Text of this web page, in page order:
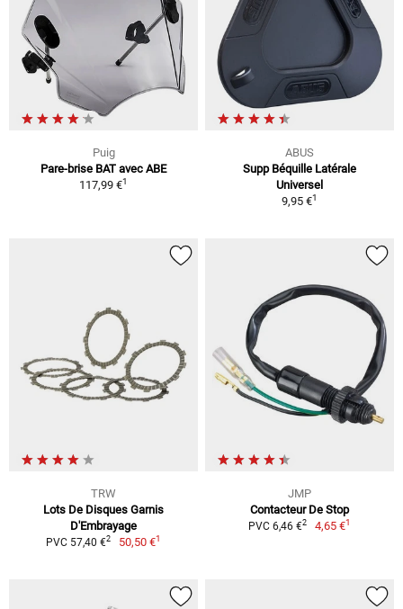
Puig
Pare-brise BAT avec ABE
117,99 €1
ABUS
Supp Béquille Latérale
Universel
9,95 €1
TRW
Lots De Disques Garnis
D'Embrayage
PVC 57,40 €2 50,50 €1
JMP
Contacteur De Stop
PVC 6,46 €2 4,65 €1